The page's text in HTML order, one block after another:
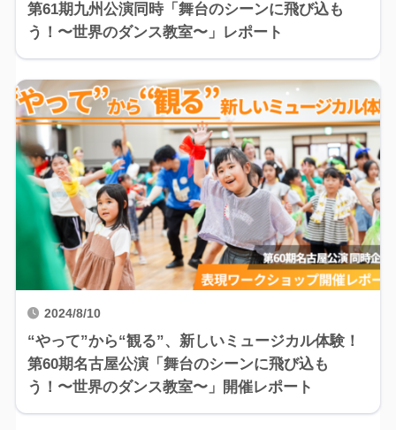
第61期九州公演同時「舞台のシーンに飛び込も
う！〜世界のダンス教室〜」レポート
2024/8/10
“やって”から“観る”、新しいミュージカル体験！
第60期名古屋公演「舞台のシーンに飛び込も
う！〜世界のダンス教室〜」開催レポート